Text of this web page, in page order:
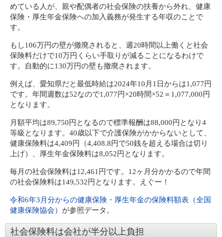
めている人が、親や配偶者の社会保険の扶養から外れ、健康
保険・厚生年金保険への加入義務が発生する年収のことで
す。
もし106万円の壁が撤廃されると、週20時間以上働くと社会
保険料だけで10万円くらい手取りが減ることになるわけで
す。自動的に130万円の壁も撤廃されます。
例えば、愛知県だと最低時給は2024年10月1日からは1,077円
です。年間週数は52なので1,077円×20時間×52＝1,077,000円
となります。
月額平均は89,750円となるので標準報酬は88,000円となり4
等級となります。40歳以下で介護保険がかからないとして、
健康保険料は4,409円（4,408.8円で50銭を超える場合は切り
上げ）、厚生年金保険料は8,052円となります。
毎月の社会保険料は12,461円です。12ヶ月分かかるので年間
の社会保険料は149,532円となります。えぐー！
令和6年3月分からの健康保険・厚生年金の保険料額表（全国
健康保険協会） が参照データ。
社会保険料は会社が半分以上負担